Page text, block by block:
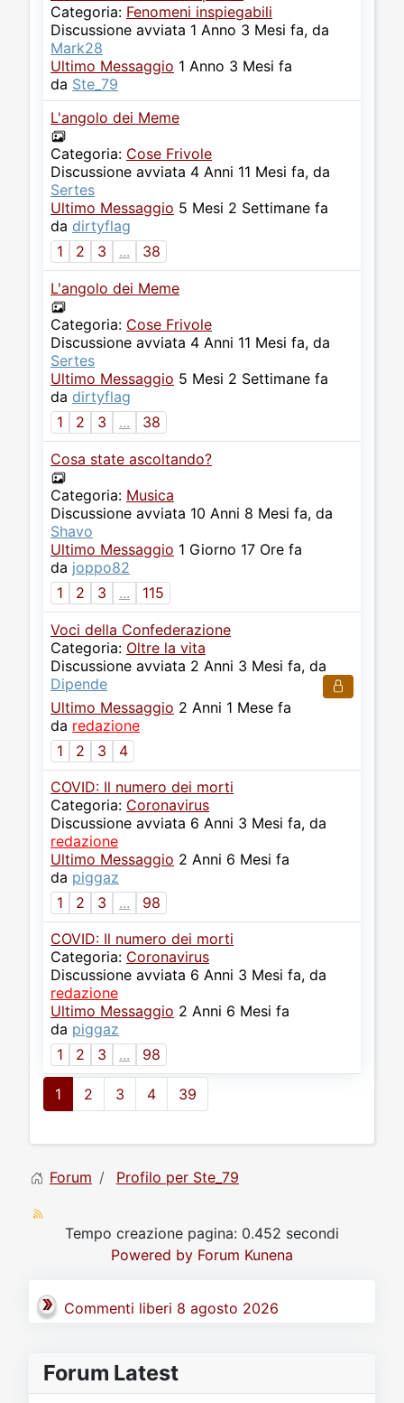
Categoria: Fenomeni inspiegabili
Discussione avviata 1 Anno 3 Mesi fa, da
Mark28
Ultimo Messaggio 1 Anno 3 Mesi fa
da Ste_79
L'angolo dei Meme
Categoria: Cose Frivole
Discussione avviata 4 Anni 11 Mesi fa, da
Sertes
Ultimo Messaggio 5 Mesi 2 Settimane fa
da dirtyflag
1
2 3 ... 38
L'angolo dei Meme
Categoria: Cose Frivole
Discussione avviata 4 Anni 11 Mesi fa, da
Sertes
Ultimo Messaggio 5 Mesi 2 Settimane fa
da dirtyflag
1
2 3 ... 38
Cosa state ascoltando?
Categoria: Musica
Discussione avviata 10 Anni 8 Mesi fa, da
Shavo
Ultimo Messaggio 1 Giorno 17 Ore fa
da joppo82
1
2 3 ... 115
Voci della Confederazione
Categoria: Oltre la vita
Discussione avviata 2 Anni 3 Mesi fa, da
Dipende
Ultimo Messaggio 2 Anni 1 Mese fa
da redazione
1
2 3
4
COVID: Il numero dei morti
Categoria: Coronavirus
Discussione avviata 6 Anni 3 Mesi fa, da
redazione
Ultimo Messaggio 2 Anni 6 Mesi fa
da piggaz
1
2 3 ...
98
COVID: Il numero dei morti
Categoria: Coronavirus
Discussione avviata 6 Anni 3 Mesi fa, da
redazione
Ultimo Messaggio 2 Anni 6 Mesi fa
da piggaz
1
2 3 ... 98
1 2 3 4 39
Forum Profilo per Ste_79
Tempo creazione pagina: 0.452 secondi
Powered by Forum Kunena
Commenti liberi 8 agosto 2026
Forum Latest